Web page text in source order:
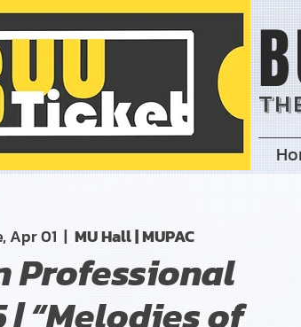
Apr 01
  |
MU Hall | MUPAC
Professional
| “Melodies of